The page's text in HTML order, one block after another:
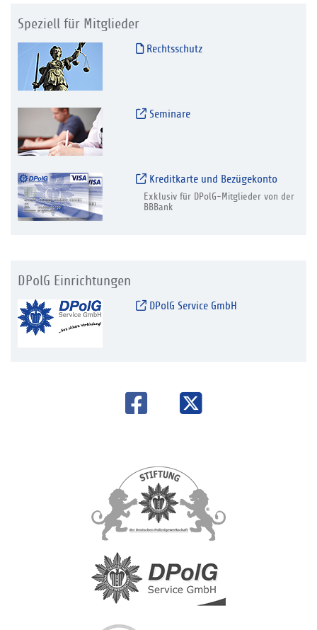
Speziell für Mitglieder
Rechtsschutz
Seminare
Kreditkarte und Bezügekonto
Exklusiv für DPolG-Mitglieder von der
BBBank
DPolG Einrichtungen
DPolG Service GmbH